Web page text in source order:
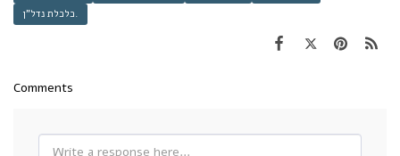
כלכלת נדל"ן.
Comments